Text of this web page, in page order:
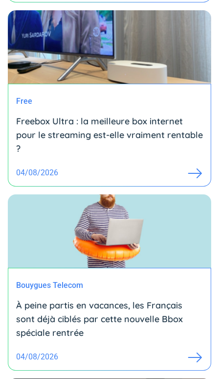
Free
Freebox Ultra : la meilleure box internet
pour le streaming est-elle vraiment rentable
?
04/08/2026
Bouygues Telecom
À peine partis en vacances, les Français
sont déjà ciblés par cette nouvelle Bbox
spéciale rentrée
04/08/2026